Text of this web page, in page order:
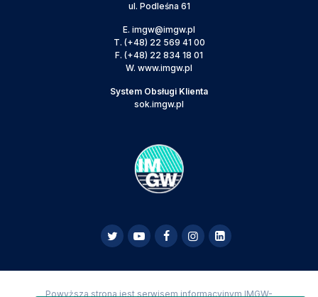
ul. Podleśna 61
E. imgw@imgw.pl
T. (+48) 22 569 41 00
F. (+48) 22 834 18 01
W. www.imgw.pl
System Obsługi Klienta
sok.imgw.pl
Powyższa strona jest serwisem informacyjnym IMGW-